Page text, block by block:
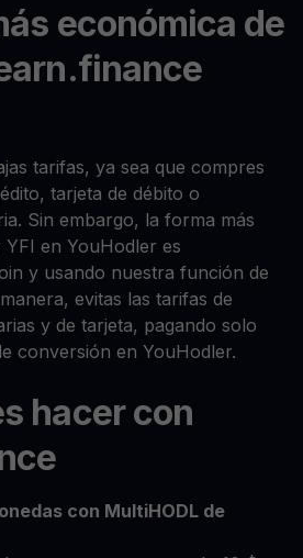
económica de
tarifas, ya sea que compres
tarjeta de débito o
Sin embargo, la forma más
en YouHodler es
y usando nuestra función de
evitas las tarifas de
y de tarjeta, pagando solo
conversión en YouHodler.
hacer con
con MultiHODL de